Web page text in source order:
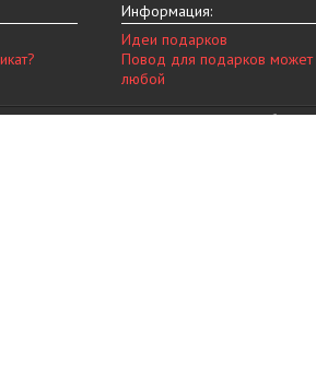
Информация:
Идеи подарков
Повод для подарков может
любой
магазин подарочных сертификатов в